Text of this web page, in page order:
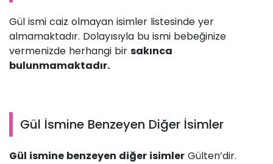
Gül ismi caiz olmayan isimler listesinde yer
almamaktadır. Dolayısıyla bu ismi bebeğinize
vermenizde herhangi bir sakınca
bulunmamaktadır.
Gül İsmine Benzeyen Diğer İsimler
Gül ismine benzeyen diğer isimler Gülten’dir.